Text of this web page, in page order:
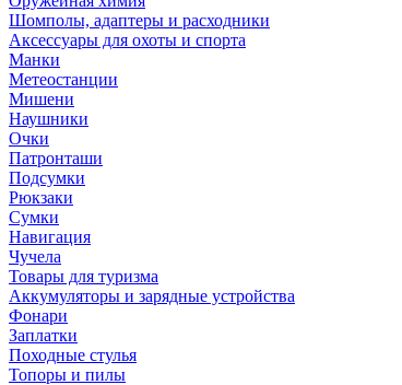
Шомполы, адаптеры и расходники
Аксессуары для охоты и спорта
Манки
Метеостанции
Мишени
Наушники
Очки
Патронташи
Подсумки
Рюкзаки
Сумки
Навигация
Чучела
Товары для туризма
Аккумуляторы и зарядные устройства
Фонари
Заплатки
Походные стулья
Топоры и пилы